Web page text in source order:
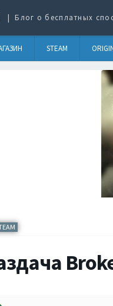
Блог о бесплатных
STEAM